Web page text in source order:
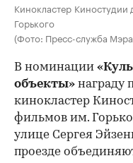
Кинокластер
Горького
(Фото: Пресс-служба
В номинации
объекты» награду
кинокластер
фильмов им.
улице Сергея
проезде